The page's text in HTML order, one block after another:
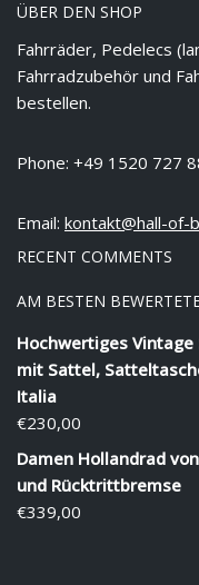
ÜBER DEN SHOP
Fahrräder, Pedelecs
Fahrradzubehör und
bestellen.
Phone: +49 1520 727
Email: kontakt@hall-of-
RECENT COMMENTS
AM BESTEN
Hochwertiges
mit Sattel,
Italia
€230,00
Damen Hollandrad
und Rücktrittbremse
€339,00